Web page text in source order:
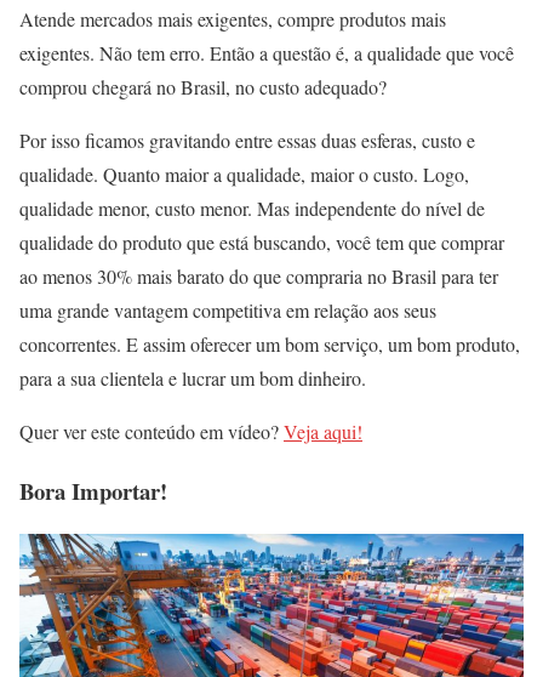
Atende mercados mais exigentes, compre produtos mais
exigentes. Não tem erro. Então a questão é, a qualidade que você
comprou chegará no Brasil, no custo adequado?
Por isso ficamos gravitando entre essas duas esferas, custo e
qualidade. Quanto maior a qualidade, maior o custo. Logo,
qualidade menor, custo menor. Mas independente do nível de
qualidade do produto que está buscando, você tem que comprar
ao menos 30% mais barato do que compraria no Brasil para ter
uma grande vantagem competitiva em relação aos seus
concorrentes. E assim oferecer um bom serviço, um bom produto,
para a sua clientela e lucrar um bom dinheiro.
Quer ver este conteúdo em vídeo?Veja aqui!
Bora Importar!